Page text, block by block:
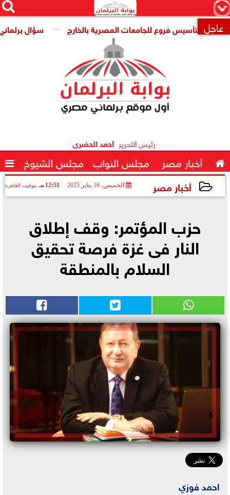
×


 عاجل سؤال برلماني لتأسيس فروع للجامعات المصرية بالخارج
رئيس التحرير أحمد الحضرى
 أخبار مصر مجلس النواب مجلس الشيوخ 
أخبار مصر الخميس، 16 يناير 2025 12:51 مـ بتوقيت القاهرة
حزب المؤتمر: وقف إطلاق
النار فى غزة فرصة تحقيق
السلام بالمنطقة
احمد فوزي